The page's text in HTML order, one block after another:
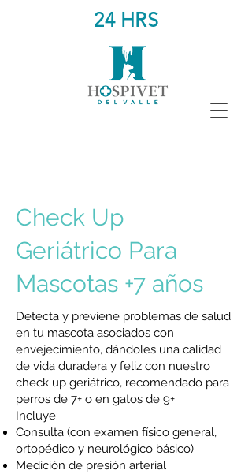
24 HRS
Check Up
Geriátrico Para
Mascotas +7 años
Detecta y previene problemas de salud
en tu mascota asociados con
envejecimiento, dándoles una calidad
de vida duradera y feliz con nuestro
check up geriátrico, recomendado para
perros de 7+ o en gatos de 9+
Incluye:
Consulta (con examen físico general,
ortopédico y neurológico básico)
Medición de presión arterial